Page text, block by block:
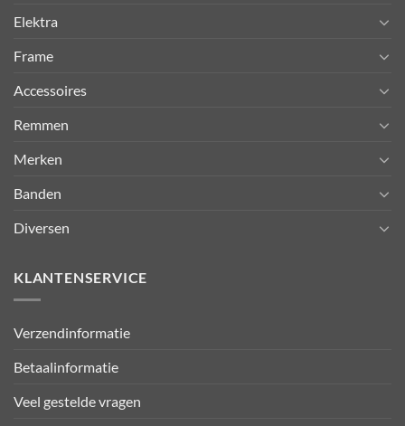
Elektra
Frame
Accessoires
Remmen
Merken
Banden
Diversen
KLANTENSERVICE
Verzendinformatie
Betaalinformatie
Veel gestelde vragen